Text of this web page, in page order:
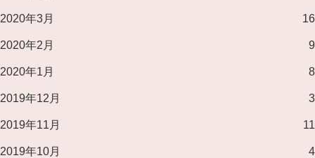
2020年3月 16
2020年2月 9
2020年1月 8
2019年12月 3
2019年11月 11
2019年10月 4